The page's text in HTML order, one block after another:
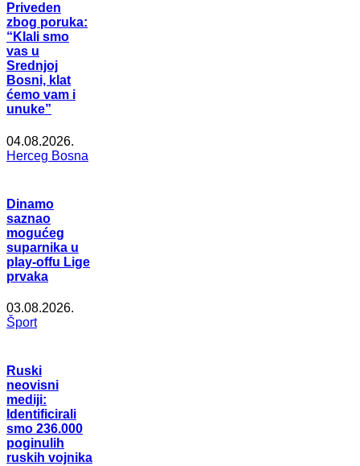
Priveden
zbog poruka:
“Klali smo
vas u
Srednjoj
Bosni, klat
ćemo vam i
unuke”
04.08.2026.
Herceg Bosna
Dinamo
saznao
mogućeg
suparnika u
play-offu Lige
prvaka
03.08.2026.
Šport
Ruski
neovisni
mediji:
Identificirali
smo 236.000
poginulih
ruskih vojnika